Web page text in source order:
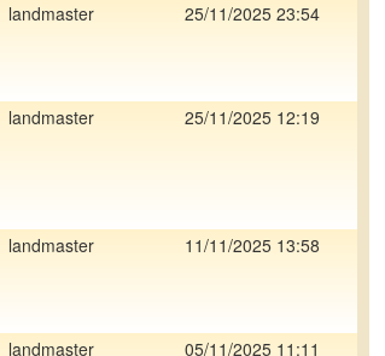
landmaster 25/11/2025 23:54
landmaster 25/11/2025 12:19
landmaster 11/11/2025 13:58
landmaster 05/11/2025 11:11